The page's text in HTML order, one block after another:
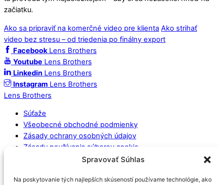
Spravovať Súhlas
Na poskytovanie tých najlepších skúseností používame technológie, ako
začiatku.
Ako sa pripraviť na komerčné video pre klienta Ako strihať
video bez stresu – od triedenia po finálny export
Facebook Lens Brothers
Youtube Lens Brothers
Linkedin Lens Brothers
Instagram Lens Brothers
Lens Brothers
Súťaže
Všeobecné obchodné podmienky
Zásady ochrany osobných údajov
Zásady používania súborov cookie